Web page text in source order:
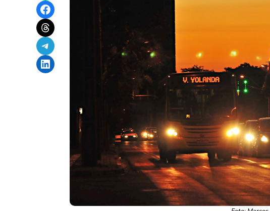
Share on Facebook
Share on Threads
Share on Telegram
Share on LinkedIn